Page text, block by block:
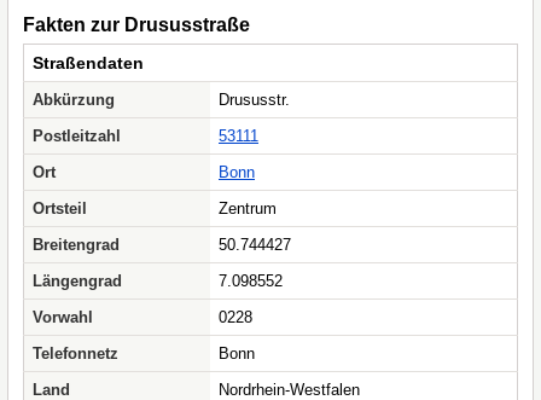
Fakten zur Drususstraße
Straßendaten
Abkürzung
Drususstr.
Postleitzahl
53111
Ort
Bonn
Ortsteil
Zentrum
Breitengrad
50.744427
Längengrad
7.098552
Vorwahl
0228
Telefonnetz
Bonn
Land
Nordrhein-Westfalen